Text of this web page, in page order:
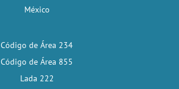
México
Código de Área 234
Código de Área 855
Lada 222